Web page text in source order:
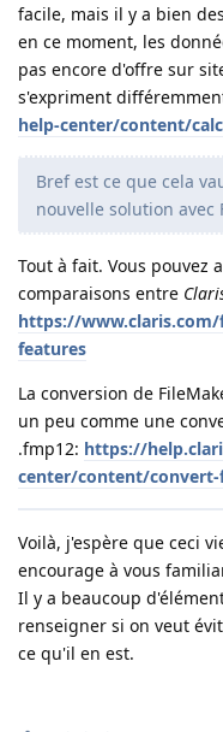
facile, mais il y a bien
en ce moment, les
pas encore d'offre sur
s'expriment
help-center/content/
Bref est ce que cela
nouvelle solution avec
Tout à fait. Vous
comparaisons entre
https://
features
La conversion de
un peu comme une
.fmp12: https://
center/content/
Voilà, j'espère que ceci
encourage à vous
Il y a beaucoup
renseigner si on veut
ce qu'il en est.